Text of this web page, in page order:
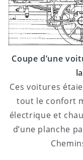
Coupe d’une
Ces voitures
tout le confort
électrique et
d’une planche